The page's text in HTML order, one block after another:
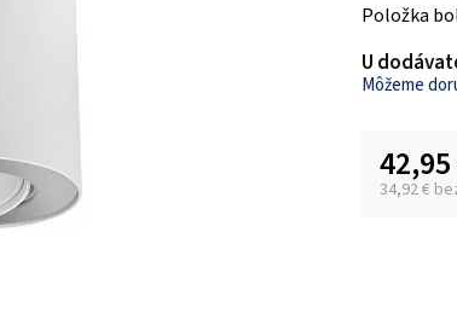
je
0,0
z
Položka
U
34,92 €